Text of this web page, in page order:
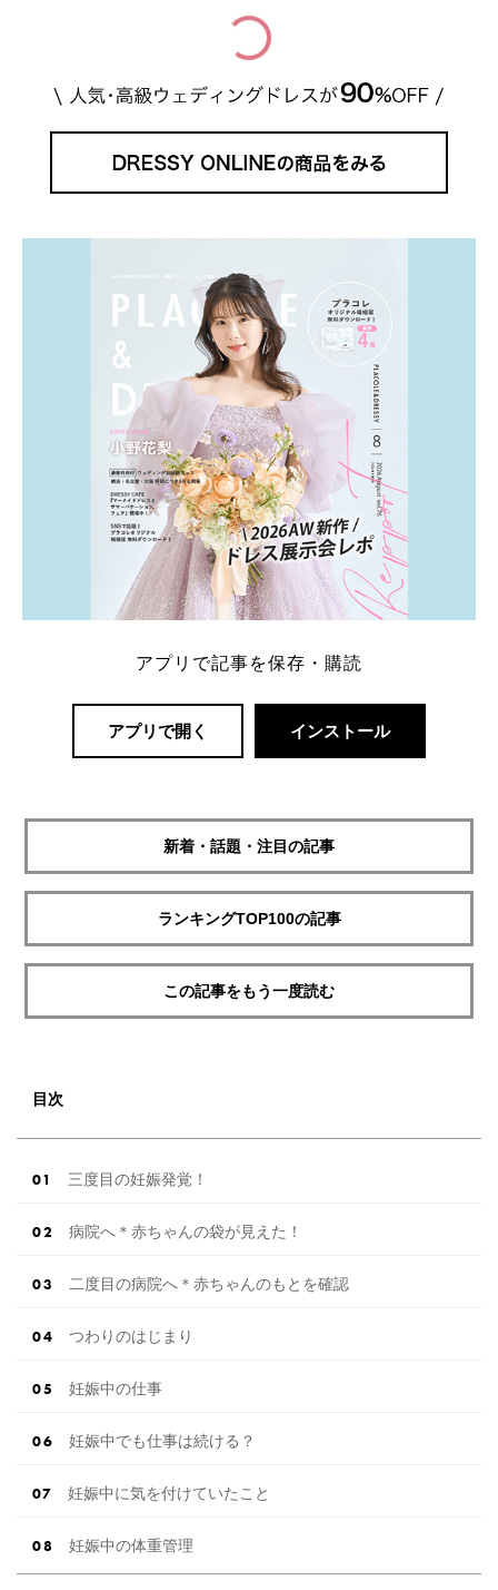
アプリで記事を保存・購読
アプリで開く インストール
新着・話題・注目の記事
ランキングTOP100の記事
この記事をもう一度読む
目次
三度目の妊娠発覚！
病院へ＊赤ちゃんの袋が見えた！
二度目の病院へ＊赤ちゃんのもとを確認
つわりのはじまり
妊娠中の仕事
妊娠中でも仕事は続ける？
妊娠中に気を付けていたこと
妊娠中の体重管理